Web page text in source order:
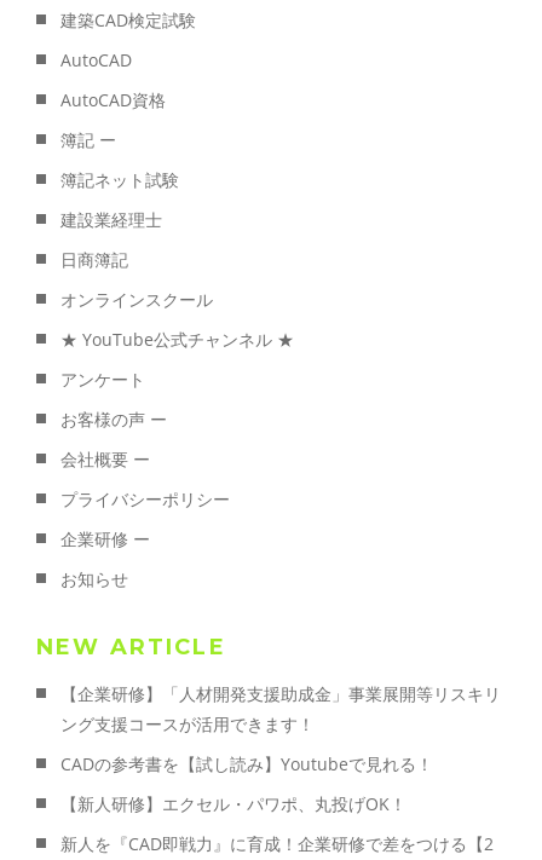
建築CAD検定試験
AutoCAD
AutoCAD資格
簿記 ー
簿記ネット試験
建設業経理士
日商簿記
オンラインスクール
★ YouTube公式チャンネル ★
アンケート
お客様の声 ー
会社概要 ー
プライバシーポリシー
企業研修 ー
お知らせ
NEW ARTICLE
【企業研修】「人材開発支援助成金」事業展開等リスキリ
ング支援コースが活用できます！
CADの参考書を【試し読み】Youtubeで見れる！
【新人研修】エクセル・パワポ、丸投げOK！
新人を『CAD即戦力』に育成！企業研修で差をつける【2